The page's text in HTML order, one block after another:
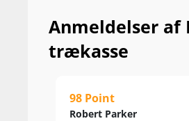
Anmeldelser af
trækasse
98 Point
Robert Parker